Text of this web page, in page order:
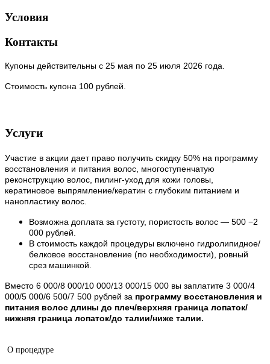
Условия
Контакты
Купоны действительны с 25 мая по 25 июля 2026 года.
Стоимость купона 100 рублей.
Услуги
Участие в акции дает право получить скидку 50% на программу
восстановления и питания волос, многоступенчатую
реконструкцию волос, пилинг-уход для кожи головы,
кератиновое выпрямление/кератин с глубоким питанием и
нанопластику волос.
Возможна доплата за густоту, пористость волос — 500 −2
000 рублей.
В стоимость каждой процедуры включено гидролипидное/
белковое восстановление (по необходимости), ровный
срез машинкой.
Вместо 6 000/8 000/10 000/13 000/15 000 вы заплатите 3 000/4
000/5 000/6 500/7 500 рублей за программу восстановления и
питания волос длины до плеч/верхняя граница лопаток/
нижняя граница лопаток/до талии/ниже талии.
О процедуре